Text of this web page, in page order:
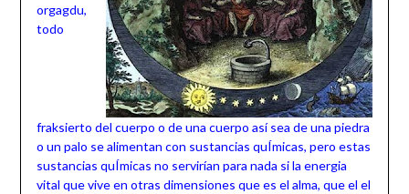
orgagdu,
todo
fraksierto del cuerpo o de una cuerpo así sea de una piedra
o un palo se alimentan con sustancias quÍmicas, pero estas
sustancias quÍmicas no servirían para nada si la energia
vital que vive en otras dimensiones que es el alma, que el el